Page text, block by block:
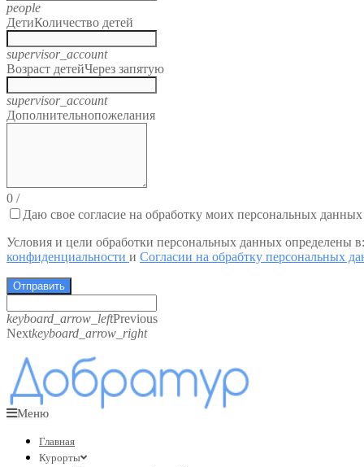
people
ДетиКоличество детей
supervisor_account
Возраст детейЧерез запятую
supervisor_account
Дополнительнопожелания
0 /
Даю свое согласие на обработку моих персональных данных
Условия и цели обработки персональных данных определены
конфиденциальности и Согласии на обрабтку персональных
Отправить
keyboard_arrow_leftPrevious
Nextkeyboard_arrow_right
Меню
Главная
Курорты